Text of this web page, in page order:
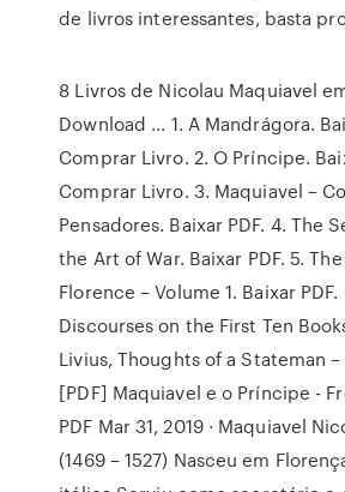
de livros interessantes, basta
8 Livros de Nicolau Maquiavel
Download ... 1. A Mandrágora.
Comprar Livro. 2. O Príncipe.
Comprar Livro. 3. Maquiavel –
Pensadores. Baixar PDF. 4. The
the Art of War. Baixar PDF. 5.
Florence – Volume 1. Baixar
Discourses on the First Ten
Livius, Thoughts of a Stateman
[PDF] Maquiavel e o Príncipe -
PDF Mar 31, 2019 · Maquiavel
(1469 – 1527) Nasceu em